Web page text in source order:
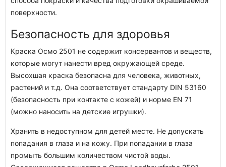
поверхности.
Безопасность для здоровья
Краска Осмо 2501 не содержит консервантов и веществ,
которые могут нанести вред окружающей среде.
Высохшая краска безопасна для человека, животных,
растений и т.д. Она соответствует стандарту DIN 53160
(безопасность при контакте с кожей) и норме EN 71
(можно наносить на детские игрушки).
Хранить в недоступном для детей месте. Не допускать
попадания в глаза и на кожу. При попадании в глаза
промыть большим количеством чистой воды.